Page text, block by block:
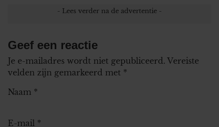
Geef een reactie
Je e-mailadres wordt niet gepubliceerd. Vereiste
velden zijn gemarkeerd met *
Naam *
E-mail *